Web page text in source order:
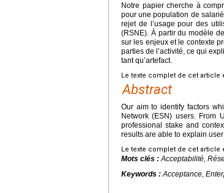
Notre papier cherche à
pour une population de
rejet de l’usage pour des
(RSNE). À partir du modèle
sur les enjeux et le contexte
parties de l’activité, ce qui
tant qu’artefact.
Le texte complet de cet article
Abstract
Our aim to identify factors
Network (ESN) users. From
professional stake and
results are able to explain
Le texte complet de cet article
Mots clés :Acceptabilité,
Keywords :Acceptance,